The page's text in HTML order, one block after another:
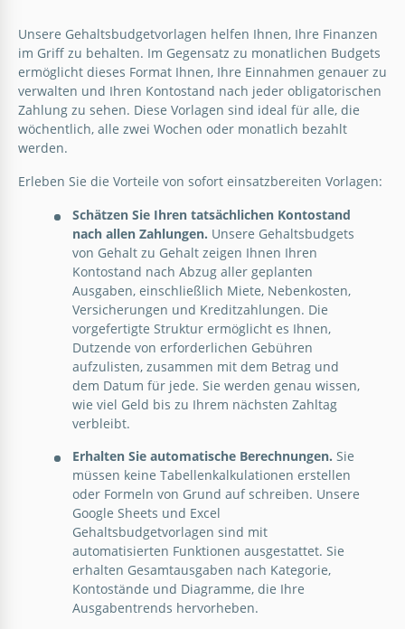
Einfaches Gehaltsabrechnungs-
Budgetvorlage
Google Sheets
Monatlicher Gehaltsabrechnung
Budgetvorlage
Google Sheets
Dieses illustrierte wöchentliche
Gehaltsabrechnungsbudget-Template kann die
Verwaltung Ihrer Finanzen mit Leichtigkeit
verbessern.
Google Docs
Unsere Gehaltsbudgetvorlagen helfen Ihnen, Ihre Finanzen
im Griff zu behalten. Im Gegensatz zu monatlichen Budgets
ermöglicht dieses Format Ihnen, Ihre Einnahmen genauer zu
verwalten und Ihren Kontostand nach jeder obligatorischen
Zahlung zu sehen. Diese Vorlagen sind ideal für alle, die
wöchentlich, alle zwei Wochen oder monatlich bezahlt
werden.
Erleben Sie die Vorteile von sofort einsatzbereiten Vorlagen:
Schätzen Sie Ihren tatsächlichen Kontostand
nach allen Zahlungen. Unsere Gehaltsbudgets
von Gehalt zu Gehalt zeigen Ihnen Ihren
Kontostand nach Abzug aller geplanten
Ausgaben, einschließlich Miete, Nebenkosten,
Versicherungen und Kreditzahlungen. Die
vorgefertigte Struktur ermöglicht es Ihnen,
Dutzende von erforderlichen Gebühren
aufzulisten, zusammen mit dem Betrag und
dem Datum für jede. Sie werden genau wissen,
wie viel Geld bis zu Ihrem nächsten Zahltag
verbleibt.
Erhalten Sie automatische Berechnungen. Sie
müssen keine Tabellenkalkulationen erstellen
oder Formeln von Grund auf schreiben. Unsere
Google Sheets und Excel
Gehaltsbudgetvorlagen sind mit
automatisierten Funktionen ausgestattet. Sie
erhalten Gesamtausgaben nach Kategorie,
Kontostände und Diagramme, die Ihre
Ausgabentrends hervorheben.